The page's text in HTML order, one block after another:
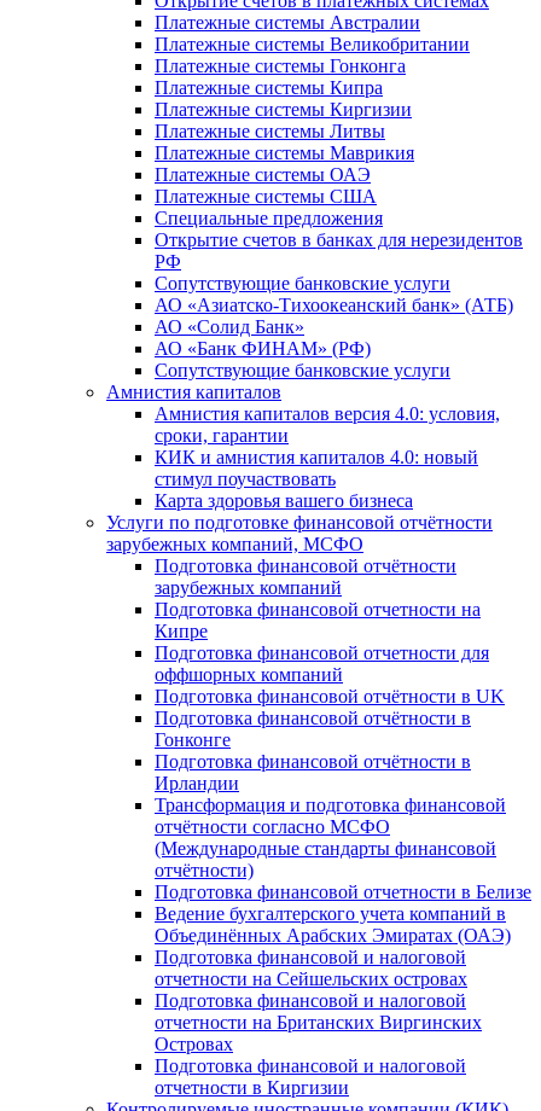
Платежные системы Австралии
Платежные системы Великобритании
Платежные системы Гонконга
Платежные системы Кипра
Платежные системы Киргизии
Платежные системы Литвы
Платежные системы Маврикия
Платежные системы ОАЭ
Платежные системы США
Специальные предложения
Открытие счетов в банках для нерезидентов
РФ
Сопутствующие банковские услуги
АО «Азиатско-Тихоокеанский банк» (АТБ)
АО «Солид Банк»
АО «Банк ФИНАМ» (РФ)
Сопутствующие банковские услуги
Амнистия капиталов
Амнистия капиталов версия 4.0: условия,
сроки, гарантии
КИК и амнистия капиталов 4.0: новый
стимул поучаствовать
Карта здоровья вашего бизнеса
Услуги по подготовке финансовой отчётности
зарубежных компаний, МСФО
Подготовка финансовой отчётности
зарубежных компаний
Подготовка финансовой отчетности на
Кипре
Подготовка финансовой отчетности для
оффшорных компаний
Подготовка финансовой отчётности в UK
Подготовка финансовой отчётности в
Гонконге
Подготовка финансовой отчётности в
Ирландии
Трансформация и подготовка финансовой
отчётности согласно МСФО
(Международные стандарты финансовой
отчётности)
Подготовка финансовой отчетности в Белизе
Ведение бухгалтерского учета компаний в
Объединённых Арабских Эмиратах (ОАЭ)
Подготовка финансовой и налоговой
отчетности на Сейшельских островах
Подготовка финансовой и налоговой
отчетности на Британских Виргинских
Островах
Подготовка финансовой и налоговой
отчетности в Киргизии